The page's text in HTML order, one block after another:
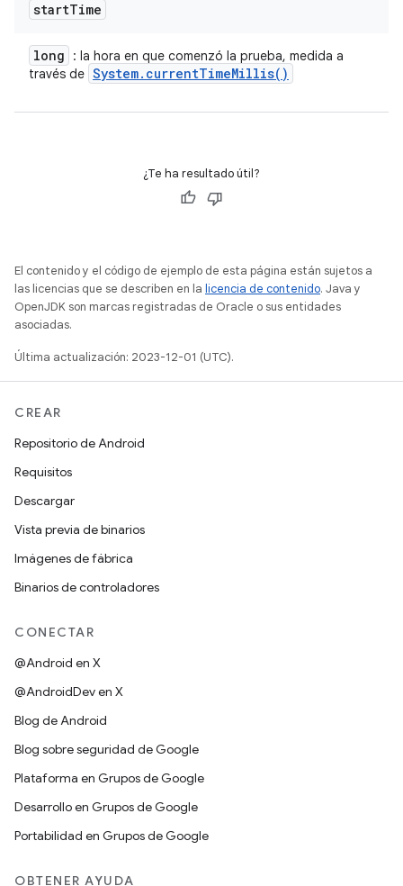
startTime
long
: la hora en que comenzó la prueba, medida a
través de System. currentTimeMillis( )
¿Te ha resultado útil?
El contenido y el código de ejemplo de esta página están sujetos a
las licencias que se describen en la licencia de contenido. Java y
OpenJDK son marcas registradas de Oracle o sus entidades
asociadas.
Última actualización: 2023-12-01 (UTC).
CREAR
Repositorio de Android
Requisitos
Descargar
Vista previa de binarios
Imágenes de fábrica
Binarios de controladores
CONECTAR
@Android en X
@AndroidDev en X
Blog de Android
Blog sobre seguridad de Google
Plataforma en Grupos de Google
Desarrollo en Grupos de Google
Portabilidad en Grupos de Google
OBTENER AYUDA